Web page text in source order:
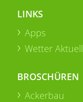
LINKS
Apps
Wetter Aktuell
BROSCHÜREN
Ackerbau